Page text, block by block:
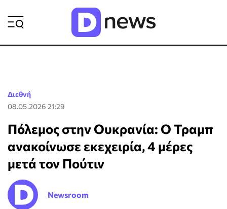
Διεθνή
08.05.2026 21:29
Πόλεμος στην Ουκρανία: Ο Τραμπ
ανακοίνωσε εκεχειρία, 4 μέρες
μετά τον Πούτιν
Newsroom